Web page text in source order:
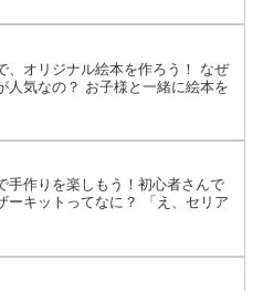
、オリジナル絵本を作ろう！ なぜ
人気なの？ お子様と一緒に絵本を
手作りを楽しもう！初心者さんで
ーキットってなに？ 「え、セリア